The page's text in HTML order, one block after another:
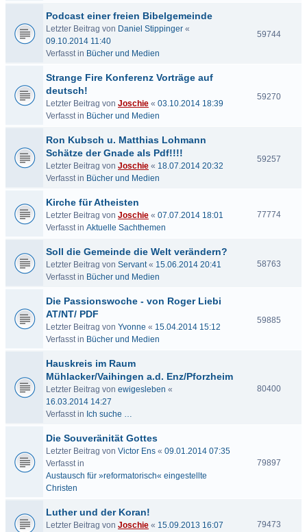
Podcast einer freien Bibelgemeinde
Letzter Beitrag von Daniel Stippinger «
09.10.2014 11:40
Verfasst in Bücher und Medien
59744
Strange Fire Konferenz Vorträge auf
deutsch!
Letzter Beitrag von Joschie « 03.10.2014 18:39
Verfasst in Bücher und Medien
59270
Ron Kubsch u. Matthias Lohmann
Schätze der Gnade als Pdf!!!!
Letzter Beitrag von Joschie « 18.07.2014 20:32
Verfasst in Bücher und Medien
59257
Kirche für Atheisten
Letzter Beitrag von Joschie « 07.07.2014 18:01
Verfasst in Aktuelle Sachthemen
77774
Soll die Gemeinde die Welt verändern?
Letzter Beitrag von Servant« 15.06.2014 20:41
Verfasst in Bücher und Medien
58763
Die Passionswoche - von Roger Liebi
AT/NT/ PDF
Letzter Beitrag von Yvonne « 15.04.2014 15:12
Verfasst in Bücher und Medien
59885
Hauskreis im Raum
Mühlacker/Vaihingen a.d. Enz/Pforzheim
Letzter Beitrag von ewigesleben «
16.03.2014 14:27
Verfasst in Ich suche …
80400
Die Souveränität Gottes
Letzter Beitrag von Victor Ens « 09.01.2014 07:35
Verfasst in
Austausch für »reformatorisch« eingestellte
Christen
79897
Luther und der Koran!
Letzter Beitrag von Joschie « 15.09.2013 16:07
79473